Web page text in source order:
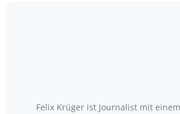
Felix Krüger ist Journalist mit